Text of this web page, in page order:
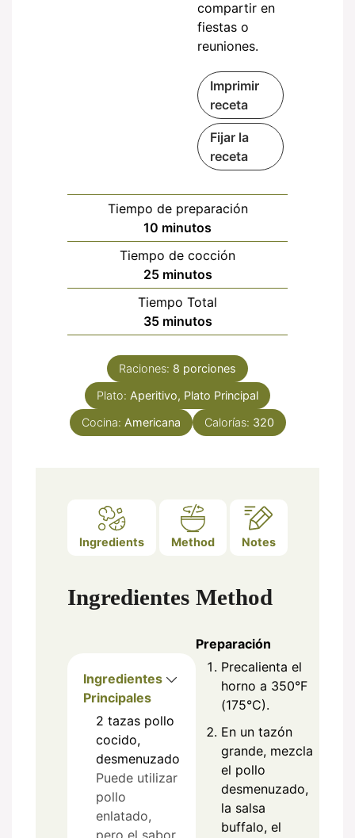
compartir en
fiestas o
reuniones.
Imprimir
receta
Fijar la
receta
Tiempo de preparación
10 minutos
minutos
Tiempo de cocción
25minutos
minutos
Tiempo Total
35minutos
minutos
Raciones: 8 porciones
Plato: Aperitivo, Plato Principal
Cocina: Americana Calorías: 320
Ingredients Method Notes
Ingredientes
Ingredientes
Principales
2 tazas pollo
cocido,
desmenuzado
Puede utilizar
pollo
enlatado,
Method
Preparación
Precalienta el
horno a 350°F
(175°C).
En un tazón
grande, mezcla
el pollo
desmenuzado,
la salsa
buffalo, el